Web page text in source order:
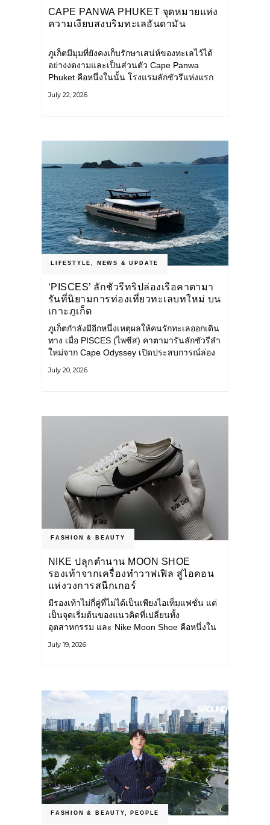
CAPE PANWA PHUKET จุดหมายแห่ง
ความเงียบสงบริมทะเลอันดามัน
ภูเก็ตมีมุมที่ยังคงเก็บรักษาเสน่ห์ของทะเลไว้ได้
อย่างงดงามและเป็นส่วนตัว Cape Panwa
Phuket คือหนึ่งในนั้น โรงแรมลักชัวรีแห่งแรก
แหลมพันวา ทางตะวันออกเฉียงใต้ของเกาะ
July 22, 2026
LIFESTYLE NEWS & UPDATE
‘PISCES’ ลักชัวรีทริปล่องเรือคาตามา
รันที่นิยามการท่องเที่ยวทะเลบทใหม่ บน
เกาะภูเก็ต
ภูเก็ตกำลังมีอีกหนึ่งเหตุผลให้คนรักทะเลออกเดิน
ทาง เมื่อ PISCES (ไพซีส) คาตามารันลักชัวรีลำ
ใหม่จาก Cape Odyssey เปิดประสบการณ์ล่อง
ไป ผสานความสะดวกสบายแบบโรงแรมระดับ
July 20, 2026
FASHION & BEAUTY
NIKE ปลุกตำนาน MOON SHOE
รองเท้าจากเครื่องทำวาฟเฟิล สู่ไอคอน
แห่งวงการสนีกเกอร์
มีรองเท้าไม่กี่คู่ที่ไม่ได้เป็นเพียงไอเท็มแฟชั่น แต่
เป็นจุดเริ่มต้นของแนวคิดที่เปลี่ยนทั้ง
อุตสาหกรรม และ Nike Moon Shoe คือหนึ่งใน
ศตวรรษก่อน กำลังกลับมาอีกครั้ง พร้อมพาเรื่อง
July 19, 2026
FASHION & BEAUTY PEOPLE